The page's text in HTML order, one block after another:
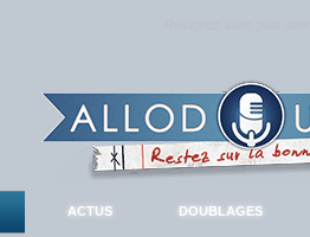
ACTUS DOUBLAGES